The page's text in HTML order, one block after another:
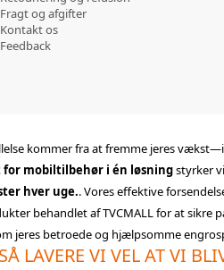
Fragt og afgifter
Kontakt os
Feedback
kommer fra at fremme jeres
for mobiltilbehør i én løsningstyrker
hver uge.. Vores effektive
behandlet af TVCMALL for at sikre
jeres betroede og hjælpsomme
SÅ LAVERE VI VEL AT VI